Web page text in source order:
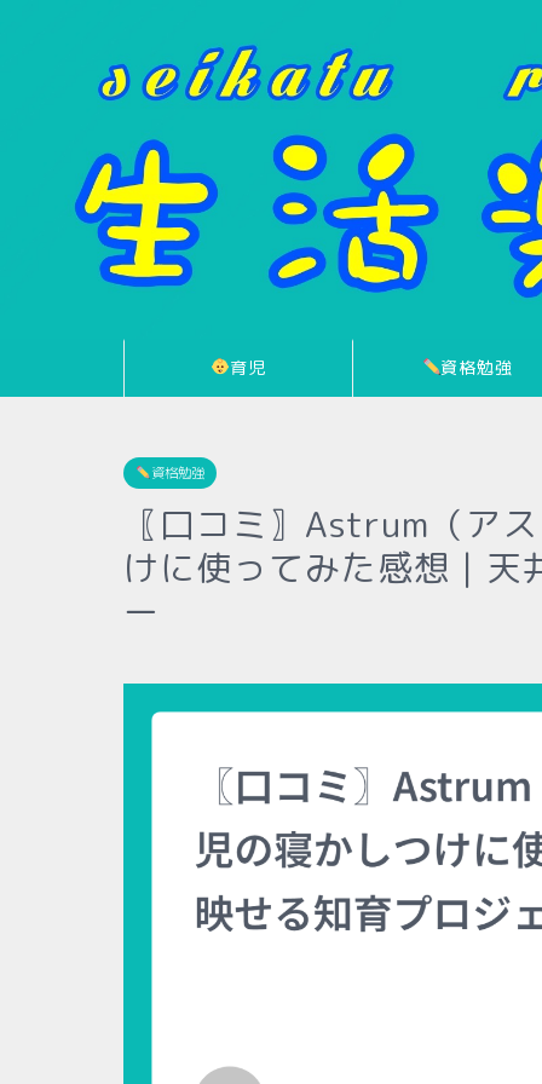
育児 資格勉強
資格勉強
〖口コミ〗Astrum（ア
けに使ってみた感想｜
ー